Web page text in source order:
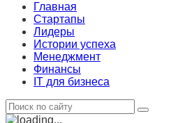
Главная
Стартапы
Лидеры
Истории успеха
Менеджмент
Финансы
IT для бизнеса